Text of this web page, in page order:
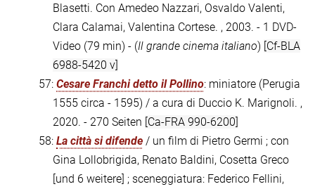
Blasetti. Con Amedeo Nazzari, Osvaldo Valenti,
Clara Calamai, Valentina Cortese. , 2003. - 1 DVD-
Video (79 min) - (Il grande cinema italiano) [Cf-BLA
6988-5420 v]
57: Cesare Franchi detto il Pollino: miniatore (Perugia
1555 circa - 1595) / a cura di Duccio K. Marignoli. ,
2020. - 270 Seiten [Ca-FRA 990-6200]
58: La città si difende / un film di Pietro Germi ; con
Gina Lollobrigida, Renato Baldini, Cosetta Greco
[und 6 weitere] ; sceneggiatura: Federico Fellini,